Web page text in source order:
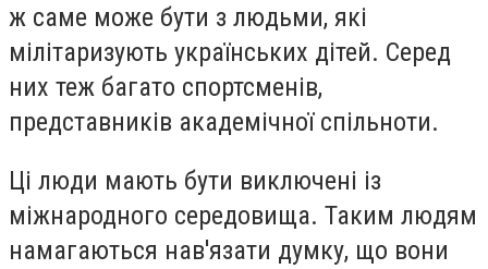
ж саме може бути з людьми, які
мілітаризують українських дітей. Серед
них теж багато спортсменів,
представників академічної спільноти.
Ці люди мають бути виключені із
міжнародного середовища. Таким людям
намагаються нав'язати думку, що вони